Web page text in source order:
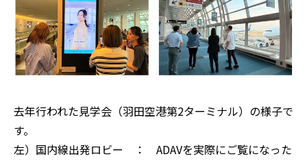
去年行われた見学会（羽田空港第2ターミナル）の様子で
す。
左）国内線出発ロビー ： ADAVを実際にご覧になった